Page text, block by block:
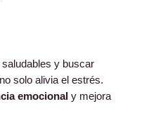
y buscar
solo alivia el estrés.
emocional y mejora